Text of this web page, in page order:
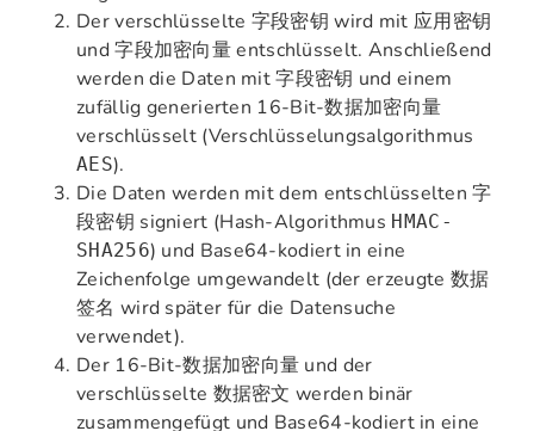
Der verschlüsselte 字段密钥 wird mit 应用密钥
und字段加密向量 entschlüsselt. Anschließend
werden die Daten mit字段密钥 und einem
zufällig generierten 16-Bit-数据加密向量
verschlüsselt (Verschlüsselungsalgorithmus
AES).
Die Daten werden mit dem entschlüsselten字
段密钥 signiert (Hash-Algorithmus HMAC-
SHA256) und Base64-kodiert in eine
Zeichenfolge umgewandelt (der erzeugte 数据
签名 wird später für die Datensuche
verwendet).
Der 16-Bit-数据加密向量 und der
verschlüsselte 数据密文 werden binär
zusammengefügt und Base64-kodiert in eine